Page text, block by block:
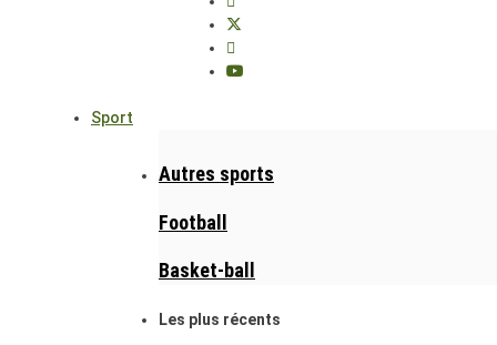
Sport
Autres sports
Football
Basket-ball
Les plus récents